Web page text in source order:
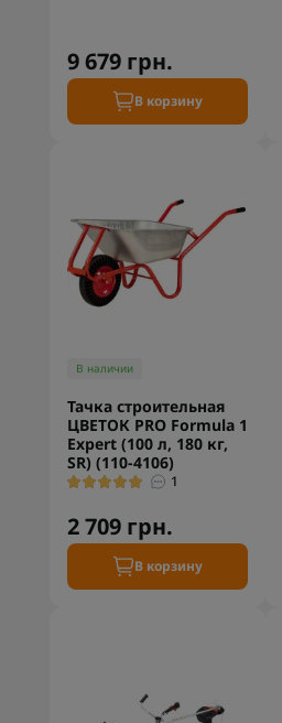
9 679 грн.
В корзину
В наличии
Тачка строительная
ЦВЕТОК PRO Formula 1
Expert (100 л, 180 кг,
SR) (110-4106)
1
2 709 грн.
В корзину